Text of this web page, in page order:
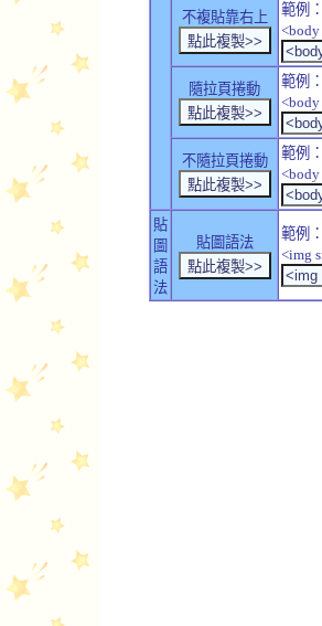
不複貼靠右上
範例：
隨拉頁捲動
範例：
不隨拉頁捲動
範例：
貼
圖
語
法
貼圖語法
範例：
<img